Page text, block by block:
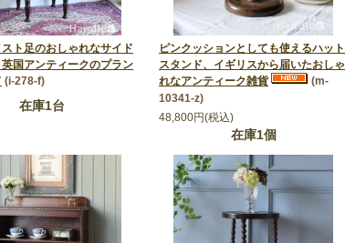
ト足のおしゃれなサイド
国アンティークのプラン
(i-278-f)
在庫1台
ピンクッションとしても使えるハット
スタンド、イギリスから届いたおしゃ
れなアンティーク雑貨
(m-
10341-z)
48,800円(税込)
在庫1個